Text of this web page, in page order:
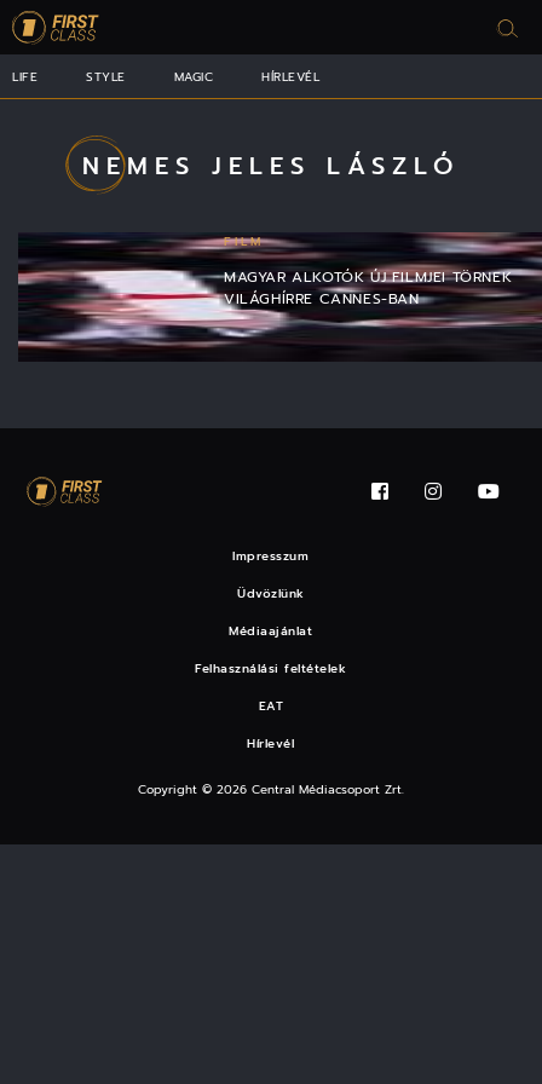
LIFE STYLE MAGIC HÍRLEVÉL
NEMES JELES LÁSZLÓ
FILM
MAGYAR ALKOTÓK ÚJ FILMJEI TÖRNEK
VILÁGHÍRRE CANNES-BAN
Impresszum
Üdvözlünk
Médiaajánlat
Felhasználási feltételek
EAT
Hírlevél
Copyright © 2026 Central Médiacsoport Zrt.